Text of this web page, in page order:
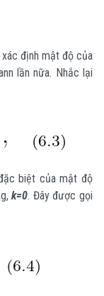
định mật độ của
lần nữa. Nhắc lại
biệt của mật độ
k=0. Đây được gọi